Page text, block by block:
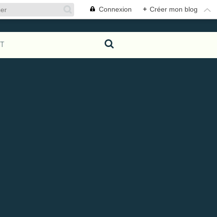
Connexion + Créer mon blog